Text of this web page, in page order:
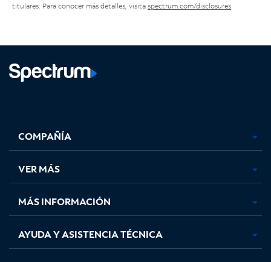
titulares. Para conocer más detalles, visita spectrum.com/disclosures
abre
en
pestaña
nueva
abre
en
pestaña
nueva
abre
en
pestaña
nueva
en
nueva
COMPAÑÍA
VER MÁS
MÁS INFORMACIÓN
AYUDA Y ASISTENCIA TÉCNICA